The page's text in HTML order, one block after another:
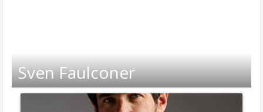
Sven Faulconer